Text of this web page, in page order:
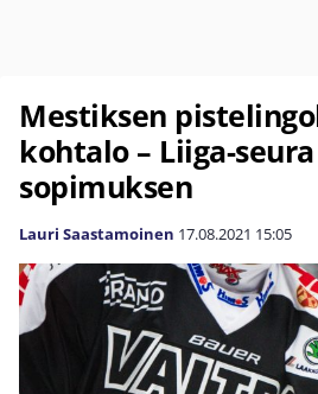
Mestiksen
kohtalo – Liiga-
sopimuksen
Lauri Saastamoinen 17.08.2021 15:05